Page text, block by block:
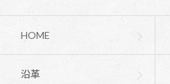
HOME
沿革